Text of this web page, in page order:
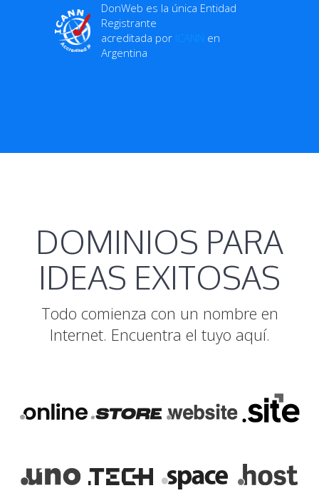
DonWeb es la única Entidad
Registrante
acreditada por ICANN en
Argentina
DOMINIOS PARA
IDEAS EXITOSAS
Todo comienza con un nombre en
Internet. Encuentra el tuyo aquí.